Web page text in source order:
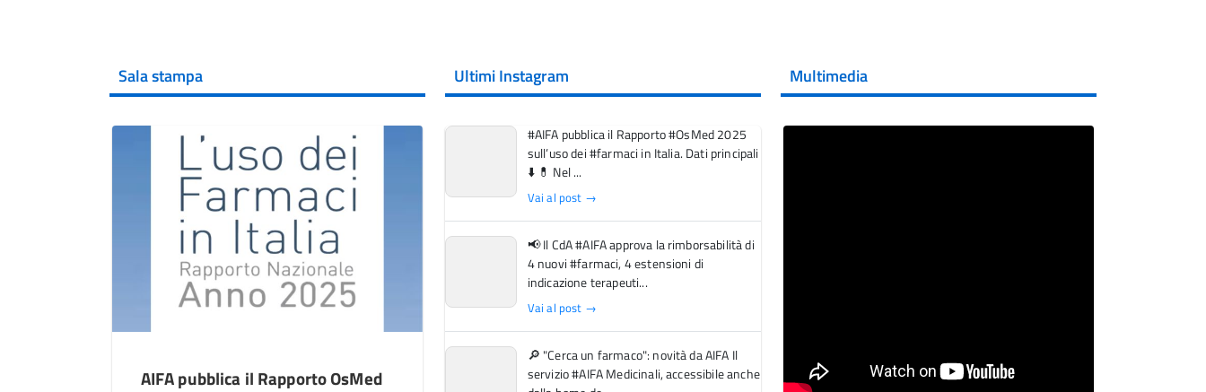
Sala stampa
AIFA pubblica il Rapporto OsMed
Ultimi Instagram
#AIFA pubblica il Rapporto #OsMed 2025
sull’uso dei #farmaci in Italia. Dati principali
⬇️ 💊 Nel ...
Vai al post →
📢 Il CdA #AIFA approva la rimborsabilità di
4 nuovi #farmaci, 4 estensioni di
indicazione terapeuti...
Vai al post →
🔎 "Cerca un farmaco": novità da AIFA Il
servizio #AIFA Medicinali, accessibile anche
Multimedia